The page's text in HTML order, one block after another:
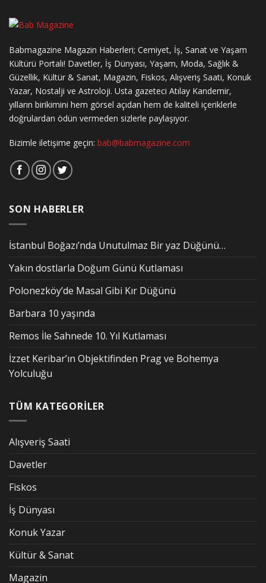
Babmagazine Magazin Haberleri; Cemiyet, İş, Sanat ve Yaşam
Kültürü Portalı! Davetler, İş Dünyası, Yaşam, Moda, Sağlık &
Güzellik, Kültür & Sanat, Magazin, Fiskos, Alışveriş Saati, Konuk
Yazar, Nostalji ve Astroloji. Usta gazeteci Atılay Kandemir,
yılların birikimini hem görsel açıdan hem de kaliteli içeriklerle
doğrulardan ödün vermeden sizlerle paylaşıyor.
Bizimle iletişime geçin: bab@babmagazine.com
SON HABERLER
İstanbul Boğazı’nda Unutulmaz Bir yaz Düğünü…
Yakın dostlarla Doğum Günü Kutlaması
Polonezköy’de Masal Gibi Kır Düğünü
Barbara 10 yaşında
Remos İle Sahnede 10. Yıl Kutlaması
İzzet Keribar’ın Objektifinden Prag ve Bohemya
Yolculuğu
TÜM KATEGORİLER
Alışveriş Saati
Davetler
Fiskos
İş Dünyası
Konuk Yazar
Kültür & Sanat
Magazin